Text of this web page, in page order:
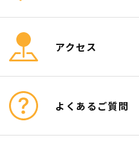
アクセス
よくあるご質問